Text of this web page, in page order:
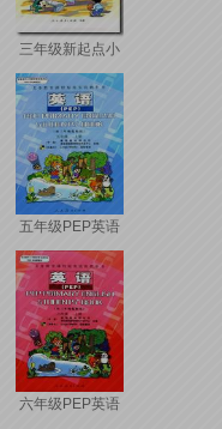
三年级新起点小
学英
五年级PEP英语
第五
六年级PEP英语